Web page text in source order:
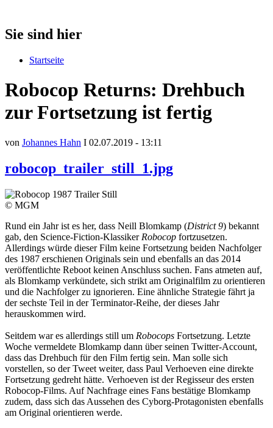
Sie sind hier
Startseite
Robocop Returns: Drehbuch
zur Fortsetzung ist fertig
von Johannes Hahn I 02.07.2019 - 13:11
robocop_trailer_still_1.jpg
© MGM
Rund ein Jahr ist es her, dass Neill Blomkamp (District 9) bekannt
gab, den Science-Fiction-Klassiker Robocop fortzusetzen.
Allerdings würde dieser Film keine Fortsetzung beiden Nachfolger
des 1987 erschienen Originals sein und ebenfalls an das 2014
veröffentlichte Reboot keinen Anschluss suchen. Fans atmeten auf,
als Blomkamp verkündete, sich strikt am Originalfilm zu orientieren
und die Nachfolger zu ignorieren. Eine ähnliche Strategie fährt ja
der sechste Teil in der Terminator-Reihe, der dieses Jahr
herauskommen wird.
Seitdem war es allerdings still um Robocops Fortsetzung. Letzte
Woche vermeldete Blomkamp dann über seinen Twitter-Account,
dass das Drehbuch für den Film fertig sein. Man solle sich
vorstellen, so der Tweet weiter, dass Paul Verhoeven eine direkte
Fortsetzung gedreht hätte. Verhoeven ist der Regisseur des ersten
Robocop-Films. Auf Nachfrage eines Fans bestätige Blomkamp
zudem, dass sich das Aussehen des Cyborg-Protagonisten ebenfalls
am Original orientieren werde.